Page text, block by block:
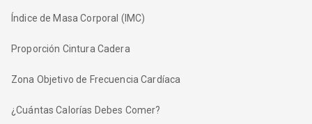
Índice de Masa Corporal (IMC)
Proporción Cintura Cadera
Zona Objetivo de Frecuencia Cardíaca
¿Cuántas Calorías Debes Comer?